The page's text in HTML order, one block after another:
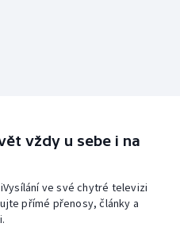
vždy u sebe i na
ve své chytré televizi
přímé přenosy, články a